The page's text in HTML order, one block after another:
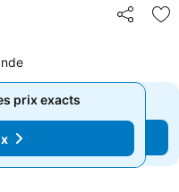
Partager
prix exacts
prix exacts